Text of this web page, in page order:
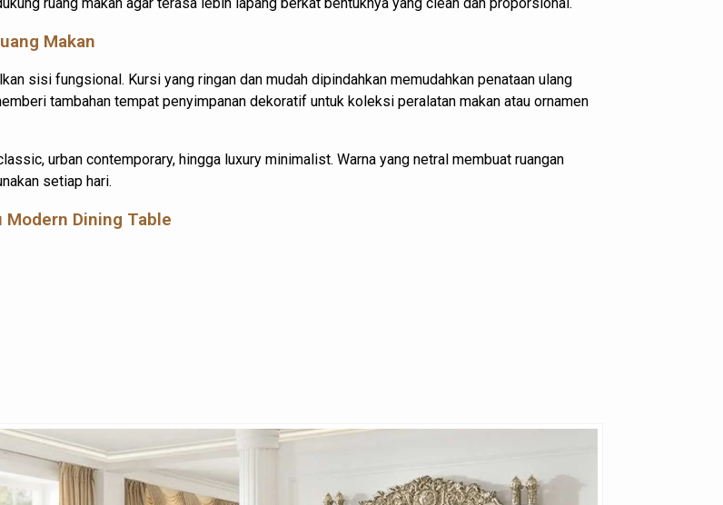
ruang makan agar terasa lebih lapang berkat bentuknya yang clean dan proporsional.
Makan
sisi fungsional. Kursi yang ringan dan mudah dipindahkan memudahkan penataan ulang
tambahan tempat penyimpanan dekoratif untuk koleksi peralatan makan atau ornamen
urban contemporary, hingga luxury minimalist. Warna yang netral membuat ruangan
setiap hari.
Modern Dining Table